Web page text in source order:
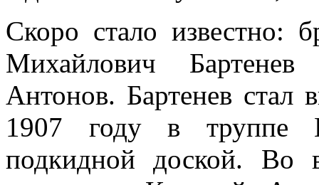
Скоро стало известно:
Михайлович
Антонов. Бартенев стал
1907 году в труппе
подкидной доской. Во